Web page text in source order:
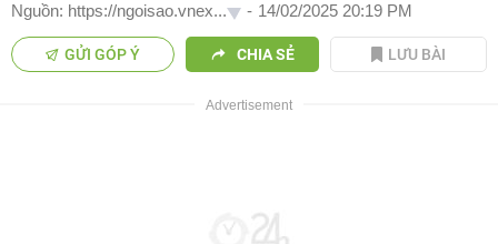
Nguồn: https://ngoisao.vnex... - 14/02/2025 20:19 PM
GỬI GÓP Ý CHIA SẺ LƯU BÀI